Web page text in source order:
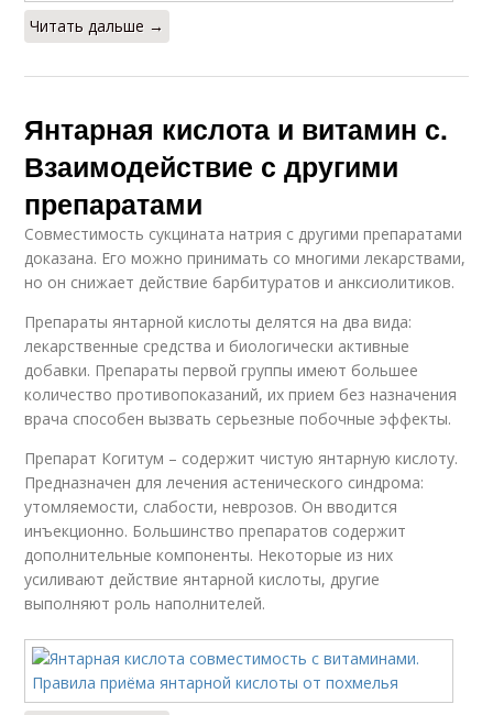
Читать дальше →
Янтарная кислота и витамин с.
Взаимодействие с другими
препаратами
Совместимость сукцината натрия с другими препаратами
доказана. Его можно принимать со многими лекарствами,
но он снижает действие барбитуратов и анксиолитиков.
Препараты янтарной кислоты делятся на два вида:
лекарственные средства и биологически активные
добавки. Препараты первой группы имеют большее
количество противопоказаний, их прием без назначения
врача способен вызвать серьезные побочные эффекты.
Препарат Когитум – содержит чистую янтарную кислоту.
Предназначен для лечения астенического синдрома:
утомляемости, слабости, неврозов. Он вводится
инъекционно. Большинство препаратов содержит
дополнительные компоненты. Некоторые из них
усиливают действие янтарной кислоты, другие
выполняют роль наполнителей.